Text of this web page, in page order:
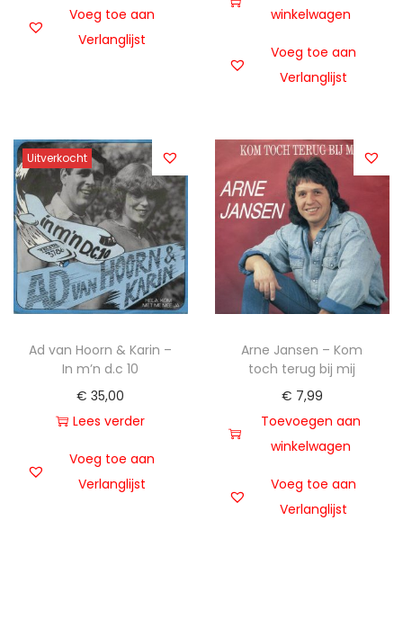
Voeg toe aan
Verlanglijst
winkelwagen
Voeg toe aan
Verlanglijst
Uitverkocht
Ad van Hoorn & Karin –
In m’n d.c 10
€ 35,00
Lees verder
Voeg toe aan
Verlanglijst
Arne Jansen – Kom
toch terug bij mij
€ 7,99
Toevoegen aan
winkelwagen
Voeg toe aan
Verlanglijst